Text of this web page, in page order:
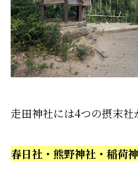
走田神社には4つの摂末社
春日社・熊野神社・稲荷